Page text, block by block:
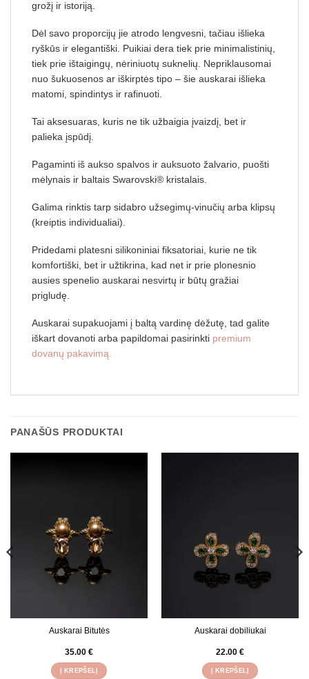
grožį ir istoriją.
Dėl savo proporcijų jie atrodo lengvesni, tačiau išlieka
ryškūs ir elegantiški. Puikiai dera tiek prie minimalistinių,
tiek prie ištaigingų, nėriniuotų suknelių. Nepriklausomai
nuo šukuosenos ar iškirptės tipo – šie auskarai išlieka
matomi, spindintys ir rafinuoti.
Tai aksesuaras, kuris ne tik užbaigia įvaizdį, bet ir
palieka įspūdį.
Pagaminti iš aukso spalvos ir auksuoto žalvario, puošti
mėlynais ir baltais Swarovski® kristalais.
Galima rinktis tarp sidabro užsegimų-vinučių arba klipsų
(kreiptis individualiai).
Pridedami platesni silikoniniai fiksatoriai, kurie ne tik
komfortiški, bet ir užtikrina, kad net ir prie plonesnio
ausies spenelio auskarai nesvirtų ir būtų gražiai
prigludę.
Auskarai supakuojami į baltą vardinę dėžutę, tad galite
iškart dovanoti arba papildomai pasirinkti premium
dovanų pakavimą.
PANAŠŪS PRODUKTAI
Auskarai Bitutės
35.00 €
Į KREPŠELĮ
Auskarai dobiliukai
22.00 €
Į KREPŠELĮ